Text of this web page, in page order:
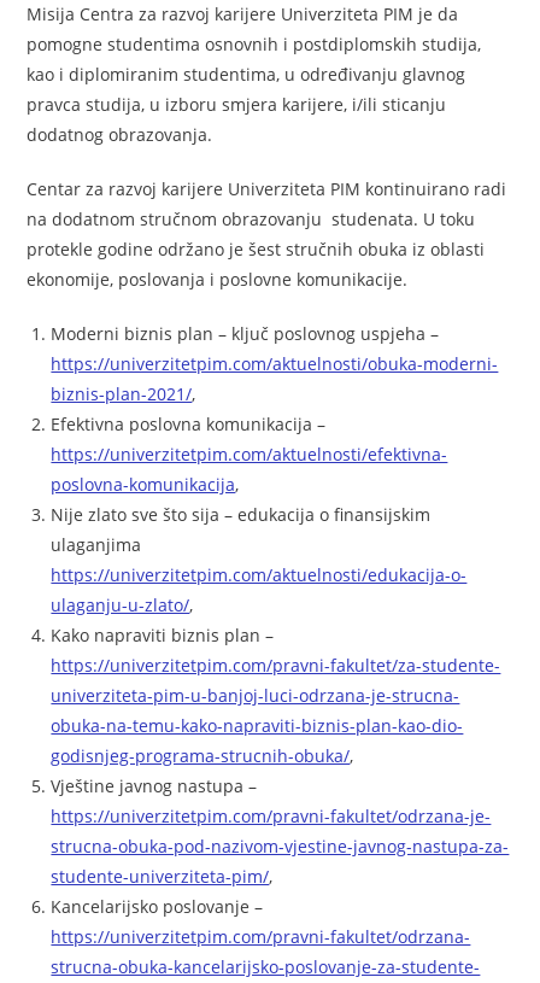
Misija Centra za razvoj karijere Univerziteta PIM je da
pomogne studentima osnovnih i postdiplomskih studija,
kao i diplomiranim studentima, u određivanju glavnog
pravca studija, u izboru smjera karijere, i/ili sticanju
dodatnog obrazovanja.
Centar za razvoj karijere Univerziteta PIM kontinuirano radi
na dodatnom stručnom obrazovanju studenata. U toku
protekle godine održano je šest stručnih obuka iz oblasti
ekonomije, poslovanja i poslovne komunikacije.
Moderni biznis plan – ključ poslovnog uspjeha –
https://univerzitetpim.com/aktuelnosti/obuka-moderni-
biznis-plan-2021/,
Efektivna poslovna komunikacija –
https://univerzitetpim.com/aktuelnosti/efektivna-
poslovna-komunikacija,
Nije zlato sve što sija – edukacija o finansijskim
ulaganjima
https://univerzitetpim.com/aktuelnosti/edukacija-o-
ulaganju-u-zlato/,
Kako napraviti biznis plan –
https://univerzitetpim.com/pravni-fakultet/za-studente-
univerziteta-pim-u-banjoj-luci-odrzana-je-strucna-
obuka-na-temu-kako-napraviti-biznis-plan-kao-dio-
godisnjeg-programa-strucnih-obuka/,
Vještine javnog nastupa –
https://univerzitetpim.com/pravni-fakultet/odrzana-je-
strucna-obuka-pod-nazivom-vjestine-javnog-nastupa-za-
studente-univerziteta-pim/,
Kancelarijsko poslovanje –
https://univerzitetpim.com/pravni-fakultet/odrzana-
strucna-obuka-kancelarijsko-poslovanje-za-studente-